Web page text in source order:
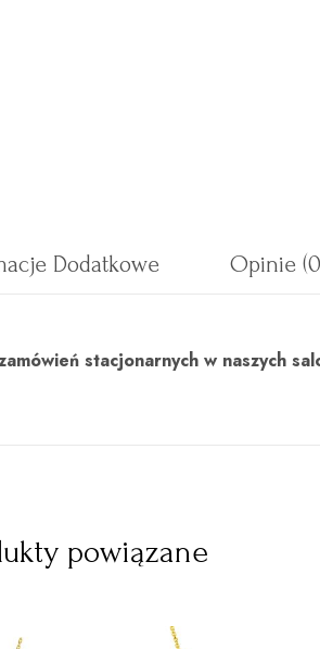
Dodatkowe Opinie
stacjonarnych w naszych
powiązane